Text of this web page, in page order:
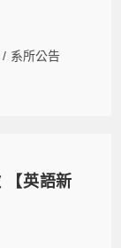
/ 系所公告
【英語新